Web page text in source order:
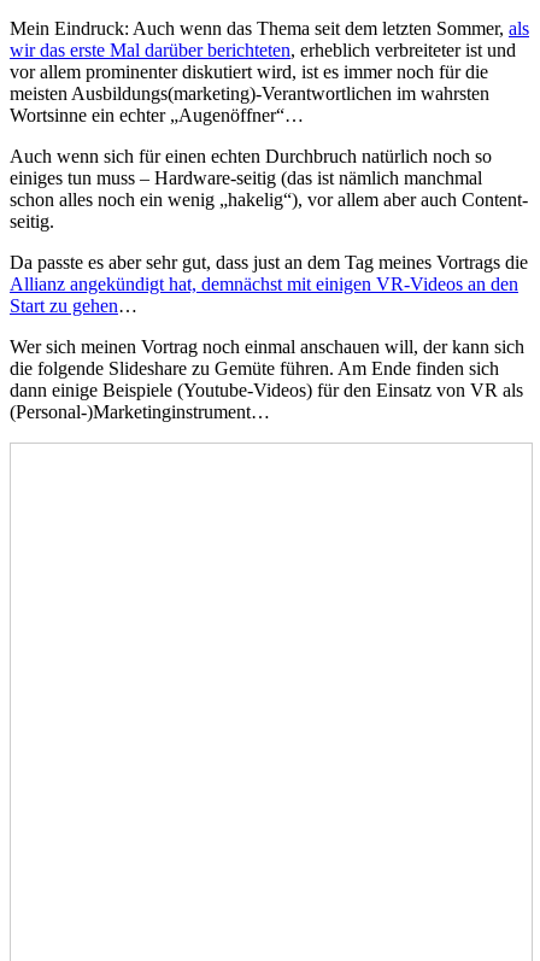
Mein Eindruck: Auch wenn das Thema seit dem letzten Sommer, als
wir das erste Mal darüber berichteten, erheblich verbreiteter ist und
vor allem prominenter diskutiert wird, ist es immer noch für die
meisten Ausbildungs(marketing)-Verantwortlichen im wahrsten
Wortsinne ein echter „Augenöffner“…
Auch wenn sich für einen echten Durchbruch natürlich noch so
einiges tun muss – Hardware-seitig (das ist nämlich manchmal
schon alles noch ein wenig „hakelig“), vor allem aber auch Content-
seitig.
Da passte es aber sehr gut, dass just an dem Tag meines Vortrags die
Allianz angekündigt hat, demnächst mit einigen VR-Videos an den
Start zu gehen…
Wer sich meinen Vortrag noch einmal anschauen will, der kann sich
die folgende Slideshare zu Gemüte führen. Am Ende finden sich
dann einige Beispiele (Youtube-Videos) für den Einsatz von VR als
(Personal-)Marketinginstrument…